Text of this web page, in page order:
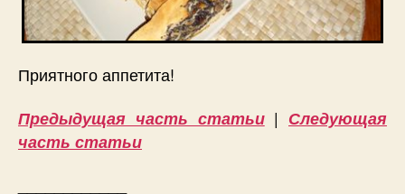
Приятного аппетита!
Предыдущая часть статьи| Следующая
часть статьи